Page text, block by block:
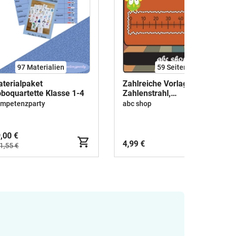
97 Materialien
Klasse 1-4
€
€
59Seiten
Zahlreiche Vorlagen zum
Zahlenstrahl,
Hunderterfeld und
abc shop
4,99 €